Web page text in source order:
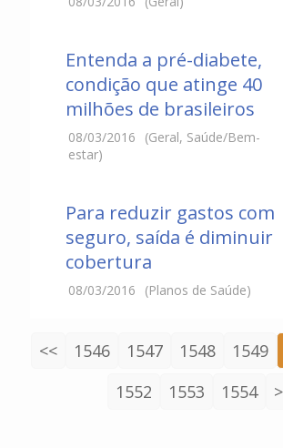
Entenda a pré-diabete,
condição que atinge 40
milhões de brasileiros
08/03/2016
(Geral, Saúde/Bem-
estar)
Para reduzir gastos com
seguro, saída é diminuir
cobertura
08/03/2016 (Planos de Saúde)
<< 1546 1547 1548 1549
1552
1553 1554